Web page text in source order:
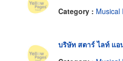
Category : Musical
บริษัท สตาร์ ไลท์ แ